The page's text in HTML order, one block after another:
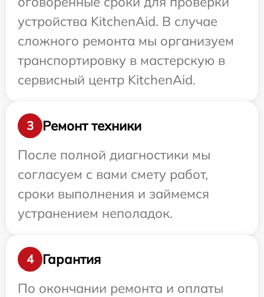
устройства KitchenAid. В случае
сложного ремонта мы организуем
транспортировку в мастерскую в
сервисный центр KitchenAid.
3
Ремонт техники
После полной диагностики мы
согласуем с вами смету работ,
сроки выполнения и займемся
устранением неполадок.
4
Гарантия
По окончании ремонта и оплаты